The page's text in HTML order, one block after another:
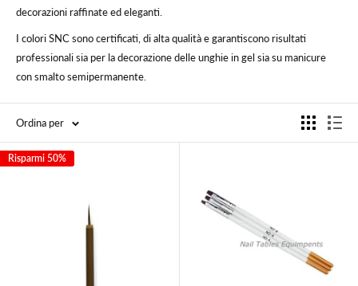
decorazioni raffinate ed eleganti.
I colori SNC sono certificati, di alta qualità e garantiscono risultati
professionali sia per la decorazione delle unghie in gel sia su manicure
con smalto semipermanente.
Ordina per
Risparmi 50%